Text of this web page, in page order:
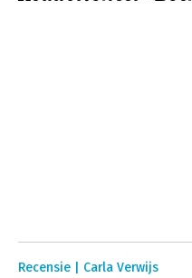
Recensie | Carla Verwijs